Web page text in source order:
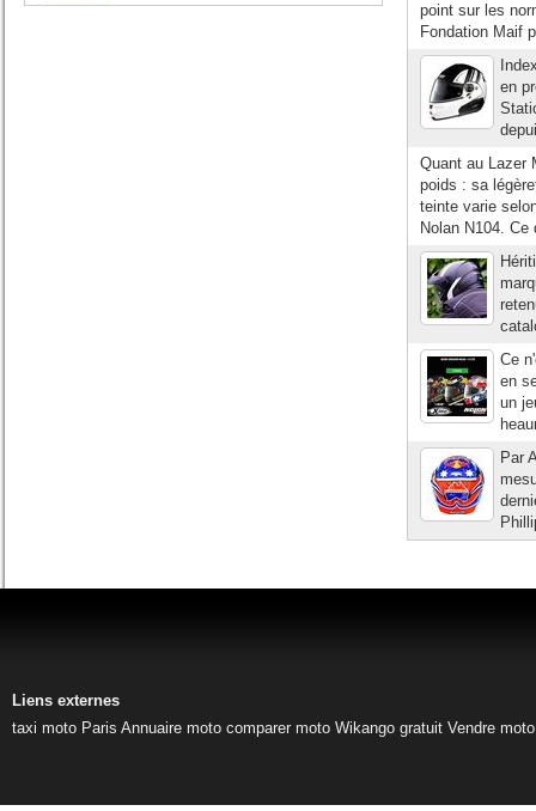
point sur les
Fondation Maif
en
Quant au Lazer
poids : sa
teinte varie
Nolan N104.
Ce
en
un
Par
Liens externes
taxi moto Paris Annuaire moto comparer moto Wikango gratuit Vendre moto